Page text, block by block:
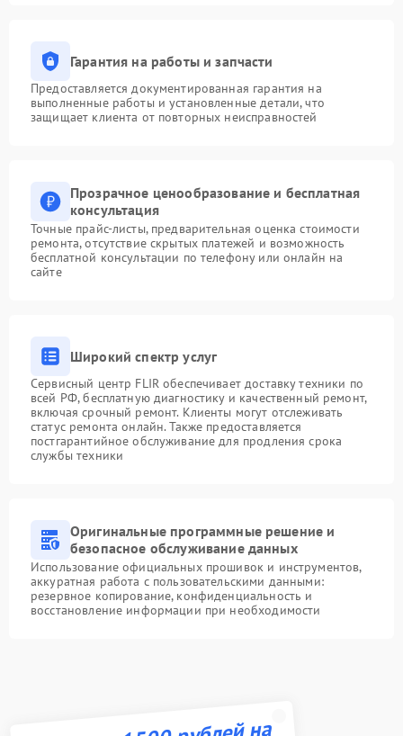
Гарантия на работы и запчасти
Предоставляется документированная гарантия на
выполненные работы и установленные детали, что
защищает клиента от повторных неисправностей
Прозрачное ценообразование и бесплатная
консультация
Точные прайс-листы, предварительная оценка стоимости
ремонта, отсутствие скрытых платежей и возможность
бесплатной консультации по телефону или онлайн на
сайте
Широкий спектр услуг
Сервисный центр FLIR обеспечивает доставку техники по
всей РФ, бесплатную диагностику и качественный ремонт,
включая срочный ремонт. Клиенты могут отслеживать
статус ремонта онлайн. Также предоставляется
постгарантийное обслуживание для продления срока
службы техники
Оригинальные программные решение и
безопасное обслуживание данных
Использование официальных прошивок и инструментов,
аккуратная работа с пользовательскими данными:
резервное копирование, конфиденциальность и
восстановление информации при необходимости